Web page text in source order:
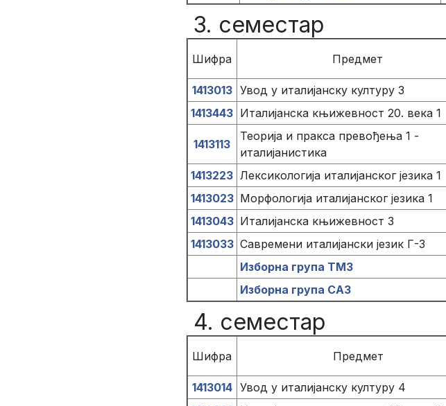
3. семестар
Шифра Предмет
1413013 Увод у италијанску културу 3
1413443 Италијанска књижевност 20. века 1
1413113
Теорија и пракса превођења 1 -
италијанистика
1413223 Лексикологија италијанског језика 1
1413023 Морфологија италијанског језика 1
1413043 Италијанска књижевност 3
1413033 Савремени италијански језик Г-3
Изборна група ТМ3
Изборна група СА3
4. семестар
Шифра Предмет
1413014 Увод у италијанску културу 4